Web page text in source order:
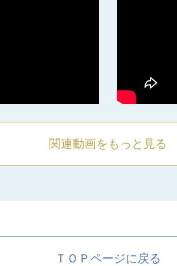
関連動画をもっと見る
ＴＯＰページに戻る